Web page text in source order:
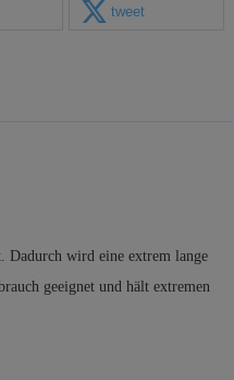
tweet
Dadurch wird eine extrem lange
geeignet und hält extremen